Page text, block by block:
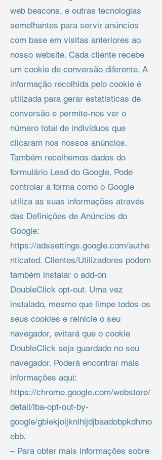
web beacons, e outras tecnologias
semelhantes para servir anúncios
com base em visitas anteriores ao
nosso website. Cada cliente recebe
um cookie de conversão diferente. A
informação recolhida pelo cookie é
utilizada para gerar estatísticas de
conversão e permite-nos ver o
número total de indivíduos que
clicaram nos nossos anúncios.
Também recolhemos dados do
formulário Lead do Google. Pode
controlar a forma como o Google
utiliza as suas informações através
das Definições de Anúncios do
Google:
https://adssettings.google.com/authe
nticated. Clientes/Utilizadores podem
também instalar o add-on
DoubleClick opt-out. Uma vez
instalado, mesmo que limpe todos os
seus cookies e reinicie o seu
navegador, evitará que o cookie
DoubleClick seja guardado no seu
navegador. Poderá encontrar mais
informações aqui:
https://chrome.google.com/webstore/
detail/iba-opt-out-by-
google/gbiekjoijknlhijdjbaadobpkdhmo
ebb.
– Para obter mais informações sobre